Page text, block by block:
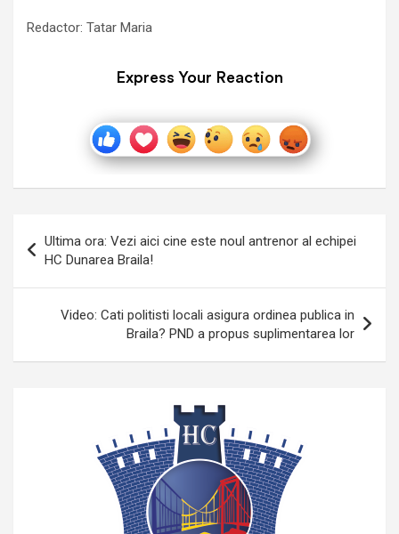
Redactor: Tatar Maria
Express Your Reaction
în
articole
Ultima ora: Vezi aici cine este noul antrenor al echipei
HC Dunarea Braila!
Video: Cati politisti locali asigura ordinea publica in
Braila? PND a propus suplimentarea lor